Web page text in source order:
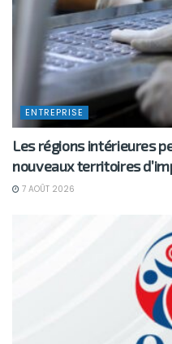
ENTREPRISE
Les régions intérieures
nouveaux territoires
7 AOÛT 2026